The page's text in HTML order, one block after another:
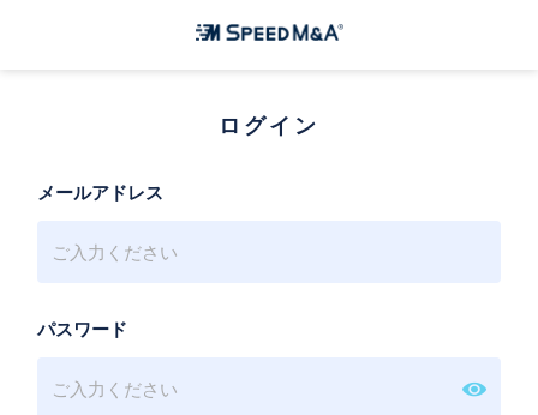
ログイン
メールアドレス
パスワード